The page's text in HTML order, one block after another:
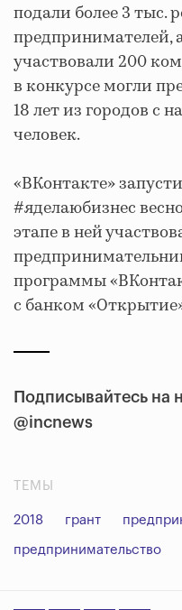
подали более 3 тыс.
предпринимателей,
участвовали 200
в конкурсе могли
18 лет из городов с
человек.
«ВКонтакте»
#яделаюбизнес
этапе в ней
программы
с банком
Подписывайтесь на
@incnews
ТЕМЫ
2018 грант
предпринимательство